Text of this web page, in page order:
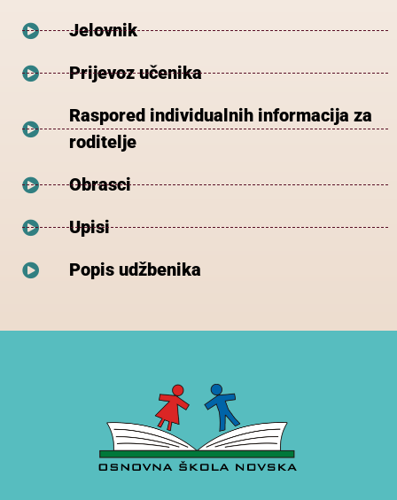
Jelovnik
Prijevoz učenika
Raspored individualnih informacija za
roditelje
Obrasci
Upisi
Popis udžbenika